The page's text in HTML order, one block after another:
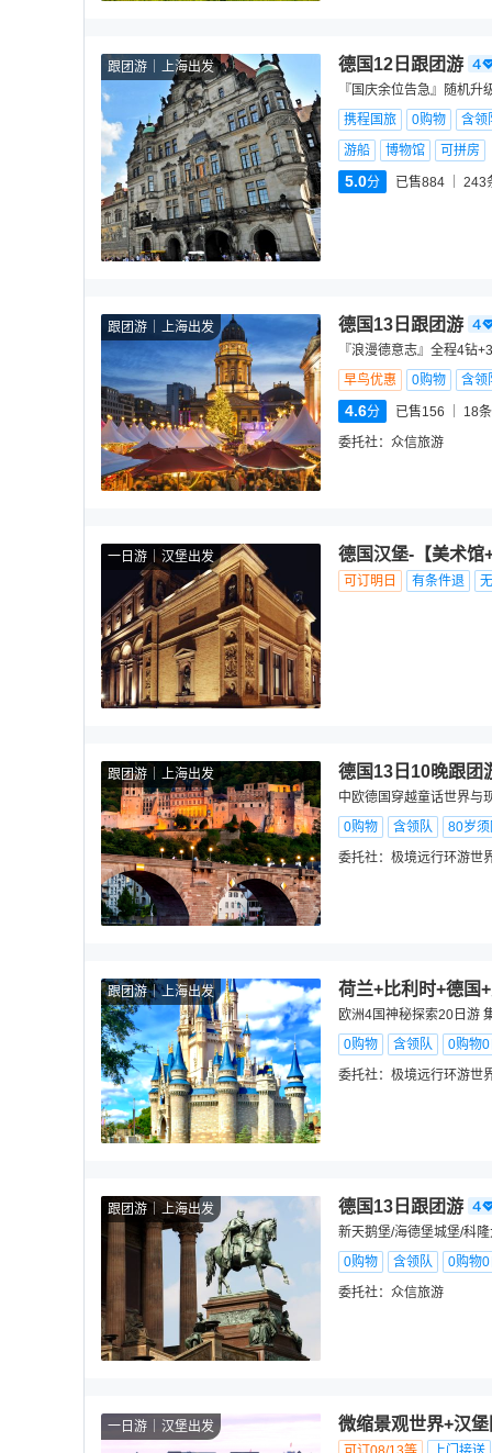
跟团游 上海出发 德国12日跟团游
『国庆余位告急』随机
携程国旅
0购物
含领
游船
博物馆 可拼房
5.0分 已售884 243
跟团游 上海出发 德国13日跟团游
『浪漫德意志』全程4钻
早鸟优惠
0购物 含领
4.6分 已售156 18
委托社： 众信旅游
一日游 汉堡出发 德国汉堡-【美术馆
可订明日 有条件退
跟团游 上海出发 德国13日10晚跟团
中欧德国穿越童话世界与
0购物
含领队
80岁
委托社： 极境远行环游世
跟团游 上海出发 荷兰+比利时+德国
欧洲4国神秘探索20日游
0购物
含领队
0购物
委托社： 极境远行环游世
跟团游 上海出发 德国13日跟团游
新天鹅堡/海德堡城堡/科
0购物
含领队
0购物
委托社： 众信旅游
一日游 汉堡出发 微缩景观世界+汉